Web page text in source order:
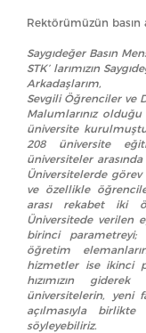
Rektörümüzün basın
Saygıdeğer Basın
STK’ larımızın
Arkadaşlarım,
Sevgili Öğrenciler ve
Malumlarınız
üniversite
208 üniversite
üniversiteler
Üniversitelerde
ve özellikle
arası rekabet iki
Üniversitede verilen
birinci
öğretim
hizmetler ise ikinci
hızımızın
üniversitelerin, yeni
açılmasıyla
söyleyebiliriz.